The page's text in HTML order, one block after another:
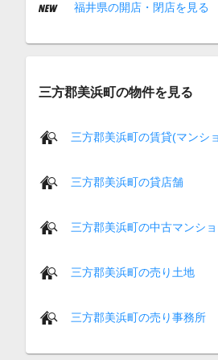
福井県の開店・閉店を見る
三方郡美浜町の物件を見る
三方郡美浜町の賃貸(マンシ
三方郡美浜町の貸店舗
三方郡美浜町の中古マンシ
三方郡美浜町の売り土地
三方郡美浜町の売り事務所